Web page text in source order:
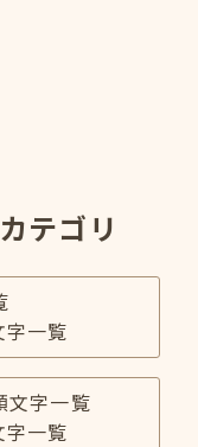
テゴリ
一覧
文字一覧
一覧